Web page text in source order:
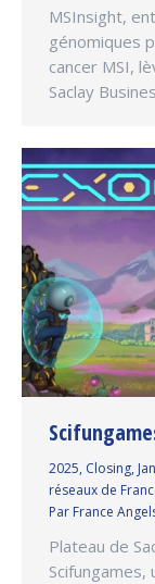
MSInsight,
génomiques
cancer MSI,
Saclay
2025, Closing,
réseaux de
Par France
Plateau de